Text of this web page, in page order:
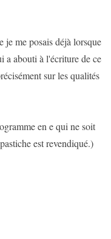
je me posais déjà lorsque
a abouti à l'écriture de ce
sur les qualités
en e qui ne soit
est revendiqué.)